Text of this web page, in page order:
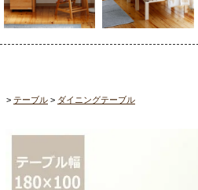
テーブル ダイニングテーブル